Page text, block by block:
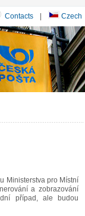
Contacts | Czech
Ministerstva pro Místní
a zobrazování
případ, ale budou